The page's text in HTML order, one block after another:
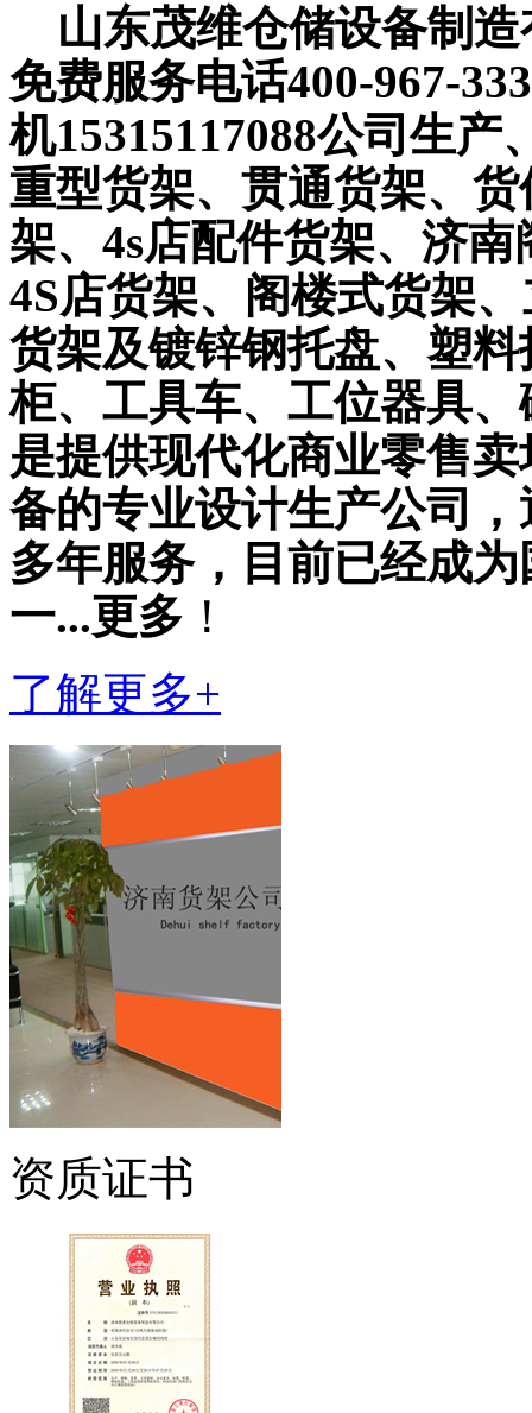
山东茂维仓储设备制造
免费服务电话400-967-
机15315117088公司生
重型货架、贯通货架、
架、4s店配件货架、济
4S店货架、阁楼式货架
货架及镀锌钢托盘、塑
柜、工具车、工位器具
是提供现代化商业零售
备的专业设计生产公司
多年服务，目前已经成
一...更多 ！
了解更多+
资质证书